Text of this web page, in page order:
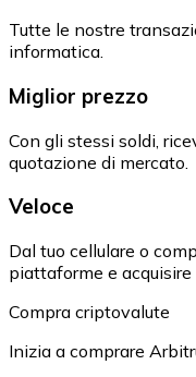
Tutte le nostre
informatica.
Miglior prezzo
Con gli stessi soldi,
quotazione di mercato.
Veloce
Dal tuo cellulare o
piattaforme e acquisire
Compra criptovalute
Inizia a comprare